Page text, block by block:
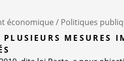
économique / Politiques
MESURES